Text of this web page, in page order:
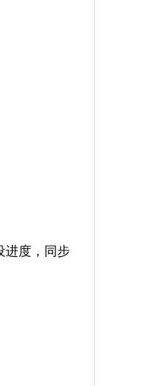
进度，同步